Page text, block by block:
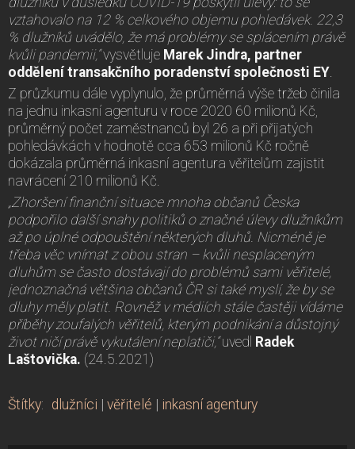
vztahovalo na 12 % celkového objemu pohledávek. 22,3
% dlužníků uvádělo, že má problémy se splácením právě
kvůli pandemii,“vysvětluje Marek Jindra, partner
oddělení transakčního poradenství společnosti EY
Z průzkumu dále vyplynulo, že průměrná výše tržeb činila
na jednu inkasní agenturu v roce 2020 60 milionů Kč,
průměrný počet zaměstnanců byl 26 a při přijatých
pohledávkách v hodnotě cca 653 milionů Kč ročně
dokázala průměrná inkasní agentura věřitelům zajistit
navrácení 210 milionů Kč.
„Zhoršení finanční situace mnoha občanů Česka
podpořilo další snahy politiků o značné úlevy dlužníkům
až po úplné odpouštění některých dluhů. Nicméně je
třeba věc vnímat z obou stran – kvůli nesplaceným
dluhům se často dostávají do problémů sami věřitelé,
jednoznačná většina občanů ČR si také myslí, že by se
dluhy měly platit. Rovněž v médiích stále častěji vídáme
příběhy zoufalých věřitelů, kterým podnikání a důstojný
život ničí právě vykutálení neplatiči,“uvedl Radek
Laštovička. (24.5.2021)
Štítky: dlužníci | věřitelé | inkasní agentury